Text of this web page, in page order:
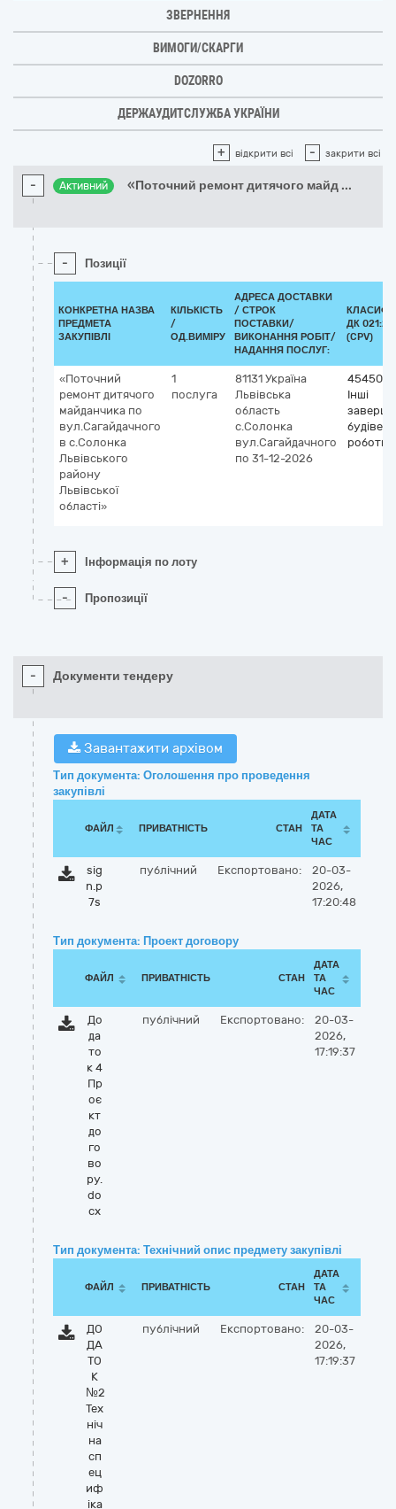
ЗВЕРНЕННЯ
ВИМОГИ/СКАРГИ
DOZORRO
ДЕРЖАУДИТСЛУЖБА УКРАЇНИ
+ відкрити всі - закрити всі
- Активний «Поточний ремонт дитячого майд ...
- Позиції
КОНКРЕТНА НАЗВА
ПРЕДМЕТА
ЗАКУПІВЛІ
КІЛЬКІСТЬ
/
ОД.ВИМІРУ
АДРЕСА ДОСТАВКИ
/ СТРОК
ПОСТАВКИ/
ВИКОНАННЯ РОБІТ/
НАДАННЯ ПОСЛУГ:
ДК
(CPV)
«Поточний
ремонт дитячого
майданчика по
вул.Сагайдачного
в с.Солонка
Львівського
району
Львівської
області»
1
послуга
81131 Україна
Львівська
область
с.Солонка
вул.Сагайдачного
по 31-12-2026
Інші
роботи
+ Інформація по лоту
- Пропозиції
- Документи тендеру
Завантажити архівом
Тип документа: Оголошення про проведення
закупівлі
ФАЙЛ ПРИВАТНІСТЬ СТАН
ДАТА
ТА
ЧАС
sig
n.p
7s
публічний Експортовано:
20-03-
2026,
17:20:48
Тип документа: Проект договору
ФАЙЛ ПРИВАТНІСТЬ СТАН
ДАТА
ТА
ЧАС
До
да
то
к 4
Пр
оє
кт
до
го
во
ру.
do
cx
публічний Експортовано:
20-03-
2026,
17:19:37
Тип документа: Технічний опис предмету закупівлі
ФАЙЛ ПРИВАТНІСТЬ СТАН
ДАТА
ТА
ЧАС
ДО
ДА
ТО
К
№2
Тех
ніч
на
сп
ец
иф
іка
публічний Експортовано:
20-03-
2026,
17:19:37